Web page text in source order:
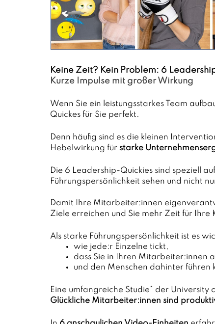
Keine Zeit? Kein Problem: 6
Kurze Impulse mit großer Wirkung
Wenn Sie ein leistungsstarkes Team
Quickes für Sie perfekt.
Denn häufig sind es die kleinen
Hebelwirkung für starke
Die 6 Leadership-Quickies sind speziell
Führungspersönlichkeit sehen und nicht
Damit Ihre Mitarbeiter:innen
Ziele erreichen und Sie mehr Zeit für Ihre
Als starke Führungspersönlichkeit ist es
wie jede:r Einzelne tickt,
dass Sie in Ihren Mitarbeiter:innen
und den Menschen dahinter führen
Eine umfangreiche Studie* der
Glückliche Mitarbeiter:innen sind